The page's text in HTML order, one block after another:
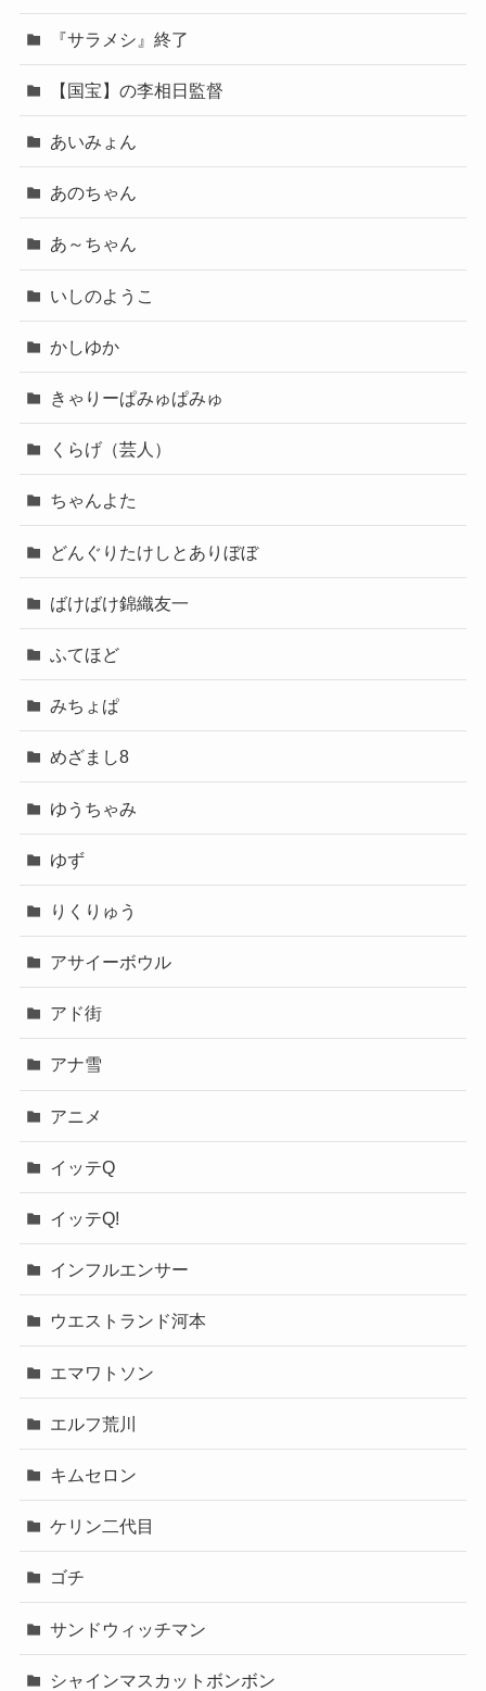
『サラメシ』終了
【国宝】の李相日監督
あいみょん
あのちゃん
あ～ちゃん
いしのようこ
かしゆか
きゃりーぱみゅぱみゅ
くらげ（芸人）
ちゃんよた
どんぐりたけしとありぼぼ
ばけばけ錦織友一
ふてほど
みちょぱ
めざまし8
ゆうちゃみ
ゆず
りくりゅう
アサイーボウル
アド街
アナ雪
アニメ
イッテQ
イッテQ!
インフルエンサー
ウエストランド河本
エマワトソン
エルフ荒川
キムセロン
ケリン二代目
ゴチ
サンドウィッチマン
シャインマスカットボンボン